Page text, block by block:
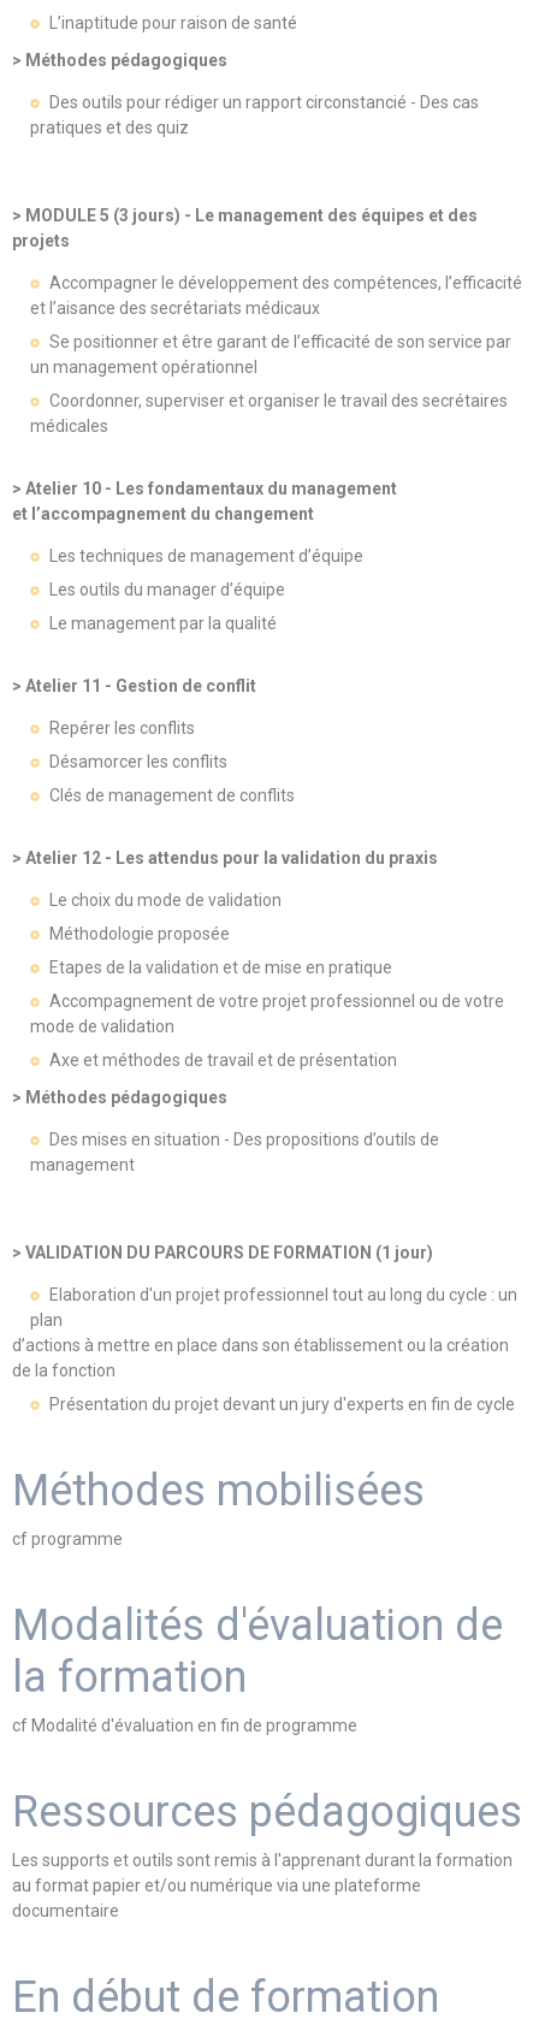
L’inaptitude pour raison de santé
> Méthodes pédagogiques
Des outils pour rédiger un rapport circonstancié - Des cas
pratiques et des quiz
> MODULE 5 (3 jours) - Le management des équipes et des
projets
Accompagner le développement des compétences, l’efficacité
et l’aisance des secrétariats médicaux
Se positionner et être garant de l’efficacité de son service par
un management opérationnel
Coordonner, superviser et organiser le travail des secrétaires
médicales
> Atelier 10 - Les fondamentaux du management
et l’accompagnement du changement
Les techniques de management d’équipe
Les outils du manager d’équipe
Le management par la qualité
> Atelier 11 - Gestion de conflit
Repérer les conflits
Désamorcer les conflits
Clés de management de conflits
> Atelier 12 - Les attendus pour la validation du praxis
Le choix du mode de validation
Méthodologie proposée
Etapes de la validation et de mise en pratique
Accompagnement de votre projet professionnel ou de votre
mode de validation
Axe et méthodes de travail et de présentation
> Méthodes pédagogiques
Des mises en situation - Des propositions d’outils de
management
> VALIDATION DU PARCOURS DE FORMATION (1 jour)
Elaboration d'un projet professionnel tout au long du cycle : un
plan
d’actions à mettre en place dans son établissement ou la création
de la fonction
Présentation du projet devant un jury d'experts en fin de cycle
Méthodes mobilisées
cf programme
Modalités d'évaluation de
la formation
cf Modalité d'évaluation en fin de programme
Ressources pédagogiques
Les supports et outils sont remis à l'apprenant durant la formation
au format papier et/ou numérique via une plateforme
documentaire
En début de formation